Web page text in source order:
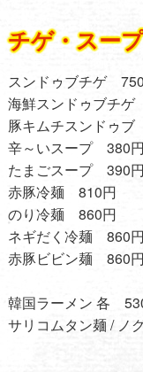
チゲ・スー
スンドゥブチゲ
海鮮スンドゥブチ
豚キムチスンドゥ
辛～いスープ 380円
たまごスープ 390円
赤豚冷麺 810円
のり冷麺 860円
ネギだく冷麺 860円
赤豚ビビン麺 860円
韓国ラーメン 各
サリコムタン麺 / ノ